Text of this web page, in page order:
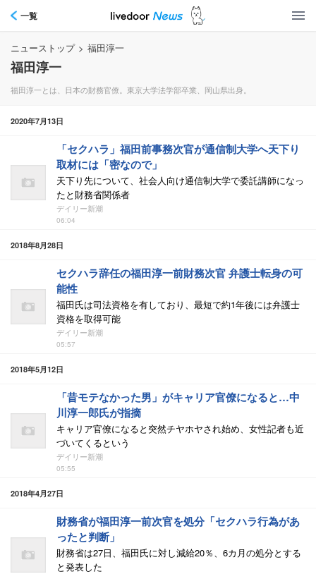
一覧
ニューストップ > 福田淳一
福田淳一
福田淳一とは、日本の財務官僚。東京大学法学部卒業、岡山県出身。
2020年7月13日
「セクハラ」福田前事務次官が通信制大学へ天下り
取材には「密なので」
天下り先について、社会人向け通信制大学で委託講師になっ
たと財務省関係者
デイリー新潮
06:04
2018年8月28日
セクハラ辞任の福田淳一前財務次官 弁護士転身の可
能性
福田氏は司法資格を有しており、最短で約1年後には弁護士
資格を取得可能
デイリー新潮
05:57
2018年5月12日
「昔モテなかった男」がキャリア官僚になると…中
川淳一郎氏が指摘
キャリア官僚になると突然チヤホヤされ始め、女性記者も近
づいてくるという
デイリー新潮
05:55
2018年4月27日
財務省が福田淳一前次官を処分「セクハラ行為があ
ったと判断」
財務省は27日、福田氏に対し減給20％、6カ月の処分とする
と発表した